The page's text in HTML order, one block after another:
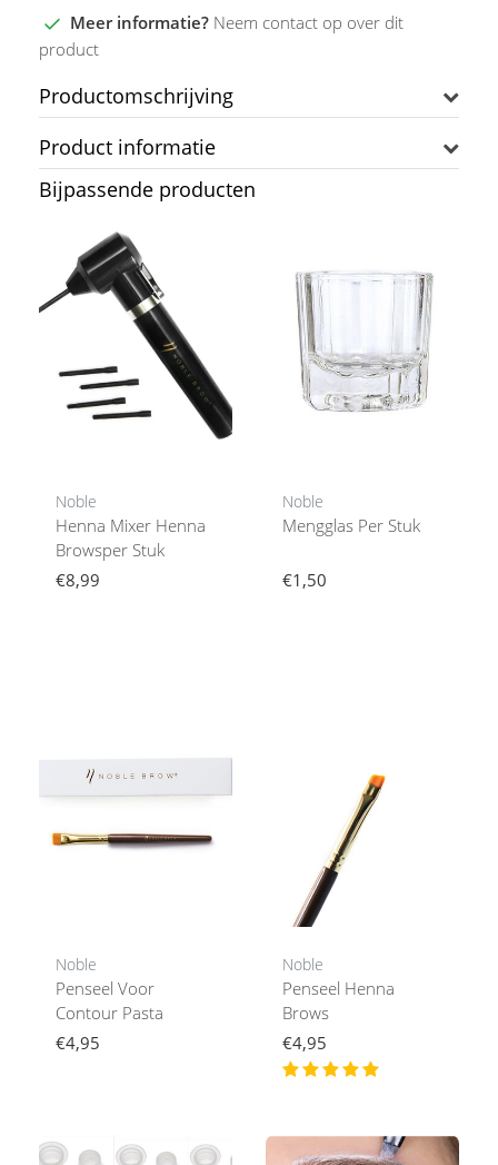
Meer informatie? Neem contact op over dit
product
Productomschrijving
Product informatie
Bijpassende producten
Noble
Henna Mixer Henna
Browsper Stuk
€8,99
Noble
Mengglas Per Stuk
€1,50
Noble
Penseel Voor
Contour Pasta
€4,95
Noble
Penseel Henna
Brows
€4,95